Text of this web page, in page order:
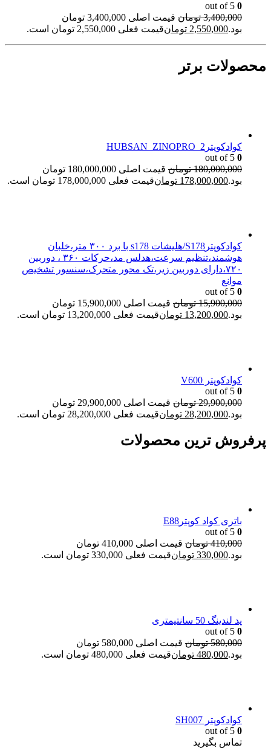
0
3,400,000 تومان
قیمت اصلی 3,400,000 تومان
بود.2,550,000 تومانقیمت فعلی 2,550,000 تومان است.
محصولات برتر
کوادکوپترHUBSAN_ZINOPRO_2
0
180,000,000 تومان
قیمت اصلی 180,000,000 تومان
بود.178,000,000 تومانقیمت فعلی 178,000,000 تومان است.
کوادکوپترS178/هلیشات s178 با برد ۳۰۰ متر،خلبان
هوشمند،تنظیم سرعت،هدلس مد،حرکات ۳۶۰ ، دوربین
۷۲۰،دارای دوربین زیر،تک محور متحرک،سنسور تشخیص
موانع
0
15,900,000 تومان
قیمت اصلی 15,900,000 تومان
بود.13,200,000 تومانقیمت فعلی 13,200,000 تومان است.
کوادکوپتر V600
0
29,900,000 تومان
قیمت اصلی 29,900,000 تومان
بود.28,200,000 تومانقیمت فعلی 28,200,000 تومان است.
پرفروش ترین محصولات
باتری کواد کوپترE88
0
410,000 تومان
قیمت اصلی 410,000 تومان
بود.330,000 تومانقیمت فعلی 330,000 تومان است.
پد لندینگ 50 سانتیمتری
0
580,000 تومان
قیمت اصلی 580,000 تومان
بود.480,000 تومانقیمت فعلی 480,000 تومان است.
کوادکوپتر SH007
0
تماس بگیرید